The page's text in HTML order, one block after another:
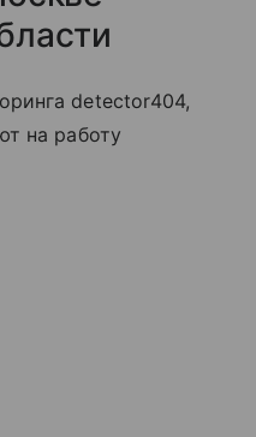
detector404,
на работу